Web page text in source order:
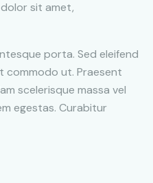
sit amet,
porta. Sed eleifend
commodo ut. Praesent
scelerisque massa vel
egestas. Curabitur